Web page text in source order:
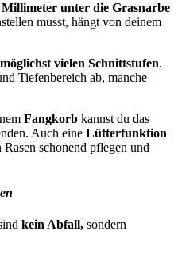
Millimeter unter die Grasnarbe
musst, hängt von deinem
möglichst vielen Schnittstufen.
Tiefenbereich ab, manche
Fangkorb kannst du das
Auch eine Lüfterfunktion
schonend pflegen und
kein Abfall, sondern